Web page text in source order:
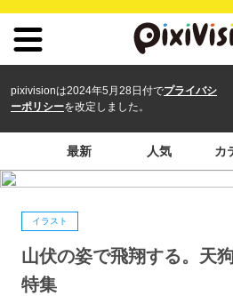
pixivisionは2024年5月28日付でプライバシ
ーポリシーを改定しました。
最新 人気 カ
イラスト
山伏の姿で飛翔する。天
特集